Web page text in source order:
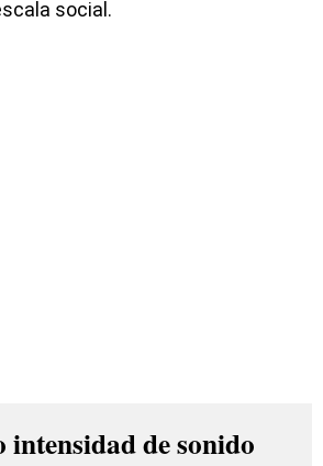
social.
intensidad de sonido